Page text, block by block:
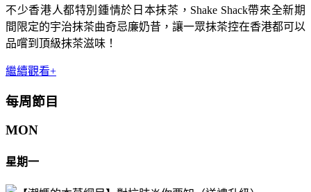
不少香港人都特別鍾情於日本抹茶，Shake Shack帶來全新期
間限定的宇治抹茶曲奇忌廉奶昔，讓一眾抹茶控在香港都可以
品嚐到頂級抹茶滋味！
繼續觀看+
每周節目
MON
星期一